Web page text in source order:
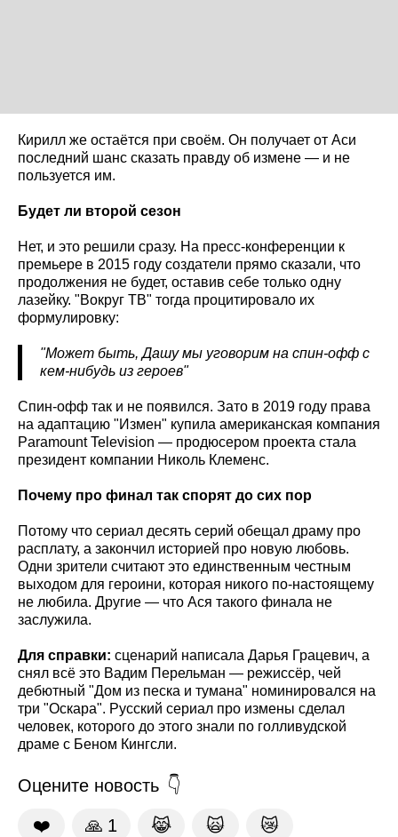
Кирилл же остаётся при своём. Он получает от Аси
последний шанс сказать правду об измене — и не
пользуется им.
Будет ли второй сезон
Нет, и это решили сразу. На пресс-конференции к
премьере в 2015 году создатели прямо сказали, что
продолжения не будет, оставив себе только одну
лазейку. "Вокруг ТВ" тогда процитировало их
формулировку:
"Может быть, Дашу мы уговорим на спин-офф с
кем-нибудь из героев"
Спин-офф так и не появился. Зато в 2019 году права
на адаптацию "Измен" купила американская компания
Paramount Television — продюсером проекта стала
президент компании Николь Клеменс.
Почему про финал так спорят до сих пор
Потому что сериал десять серий обещал драму про
расплату, а закончил историей про новую любовь.
Одни зрители считают это единственным честным
выходом для героини, которая никого по-настоящему
не любила. Другие — что Ася такого финала не
заслужила.
Для справки: сценарий написала Дарья Грацевич, а
снял всё это Вадим Перельман — режиссёр, чей
дебютный "Дом из песка и тумана" номинировался на
три "Оскара". Русский сериал про измены сделал
человек, которого до этого знали по голливудской
драме с Беном Кингсли.
Оцените новость
❤️ 🙏 1 😹 🙀 😿